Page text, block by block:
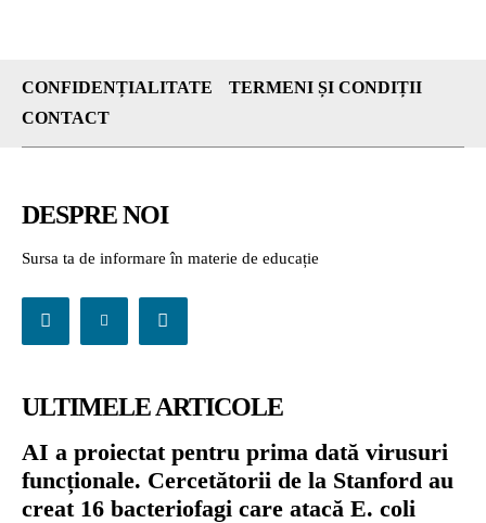
CONFIDENȚIALITATE
TERMENI ȘI CONDIȚII
CONTACT
DESPRE NOI
Sursa ta de informare în materie de educație
ULTIMELE ARTICOLE
AI a proiectat pentru prima dată virusuri
funcționale. Cercetătorii de la Stanford au
creat 16 bacteriofagi care atacă E. coli